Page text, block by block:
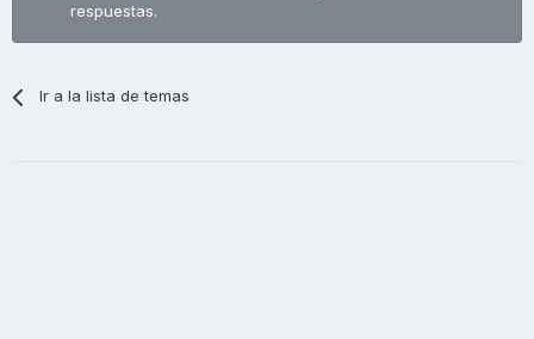
respuestas.
Ir a la lista de temas